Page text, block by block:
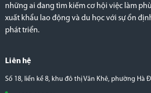
những ai đang tìm kiếm cơ hội việc làm
xuất khẩu lao động và du học với sự ổn
phát triển.
Liên hệ
Số 18, liền kề 8, khu đô thị Văn Khê, phường Hà